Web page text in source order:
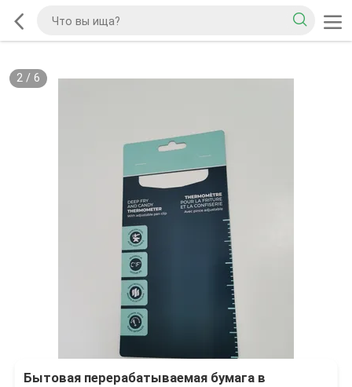
2/ 6
Бытовая перерабатываемая бумага в